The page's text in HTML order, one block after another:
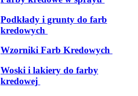
Podkłady i grunty do farb
kredowych
Wzorniki Farb Kredowych
Woski i lakiery do farby
kredowej